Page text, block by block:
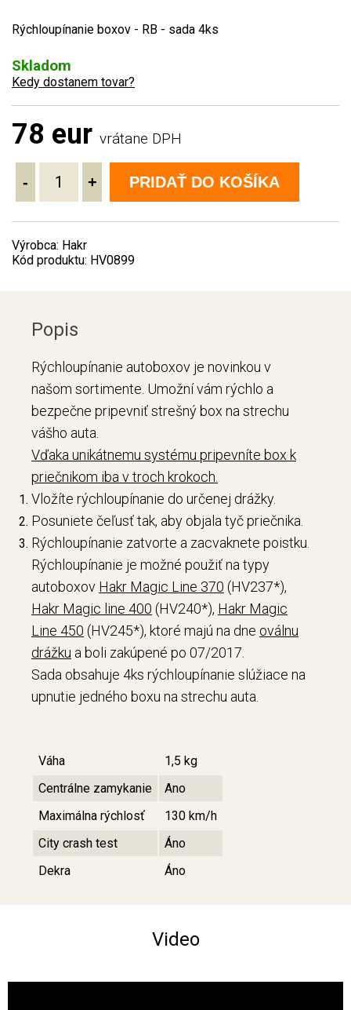
Rýchloupínanie boxov - RB - sada 4ks
Skladom
Kedy dostanem tovar?
78 eur vrátane DPH
- + PRIDAŤ DO KOŠÍKA
Výrobca: Hakr
Kód produktu: HV0899
Popis
Rýchloupínanie autoboxov je novinkou v
našom sortimente. Umožní vám rýchlo a
bezpečne pripevniť strešný box na strechu
vášho auta.
Vďaka unikátnemu systému pripevníte box k
priečnikom iba v troch krokoch.
Vložíte rýchloupínanie do určenej drážky.
Posuniete čeľusť tak, aby objala tyč priečnika.
Rýchloupínanie zatvorte a zacvaknete poistku.
Rýchloupínanie je možné použiť na typy
autoboxov Hakr Magic Line 370 (HV237*),
Hakr Magic line 400 (HV240*), Hakr Magic
Line 450 (HV245*), ktoré majú na dne oválnu
drážku a boli zakúpené po 07/2017.
Sada obsahuje 4ks rýchloupínanie slúžiace na
upnutie jedného boxu na strechu auta.
Váha
1,5 kg
Centrálne zamykanie
Ano
Maximálna rýchlosť
130 km/h
City crash test
Áno
Dekra
Áno
Video